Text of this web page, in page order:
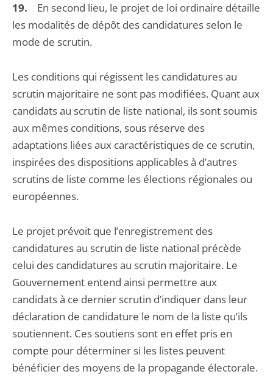
19. En second lieu, le projet de loi ordinaire détaille
les modalités de dépôt des candidatures selon le
mode de scrutin.
Les conditions qui régissent les candidatures au
scrutin majoritaire ne sont pas modifiées. Quant aux
candidats au scrutin de liste national, ils sont soumis
aux mêmes conditions, sous réserve des
adaptations liées aux caractéristiques de ce scrutin,
inspirées des dispositions applicables à d’autres
scrutins de liste comme les élections régionales ou
européennes.
Le projet prévoit que l’enregistrement des
candidatures au scrutin de liste national précède
celui des candidatures au scrutin majoritaire. Le
Gouvernement entend ainsi permettre aux
candidats à ce dernier scrutin d’indiquer dans leur
déclaration de candidature le nom de la liste qu’ils
soutiennent. Ces soutiens sont en effet pris en
compte pour déterminer si les listes peuvent
bénéficier des moyens de la propagande électorale.